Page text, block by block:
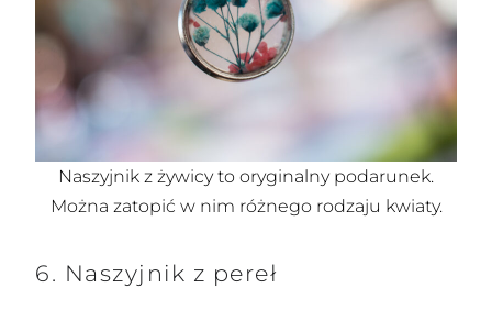
Naszyjnik z żywicy to oryginalny podarunek.
Można zatopić w nim różnego rodzaju kwiaty.
6. Naszyjnik z pereł